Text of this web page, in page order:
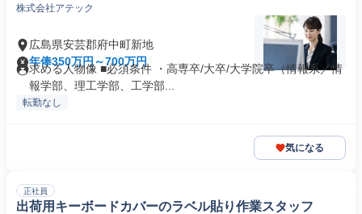
株式会社アテック
広島県安芸郡府中町新地
年俸350万円～700万円
求める人物像 ■必須条件 ・高専卒/大卒/大学院卒（情報系／情
報学部、理工学部、工学部...
転勤なし
気になる
正社員
出荷用キーボードカバーのラベル貼り作業スタッフ